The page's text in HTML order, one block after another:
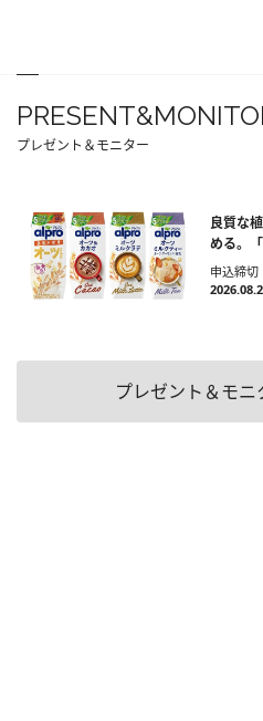
プレゼント＆モニター
良質な
める。
申込締切
プレゼント＆モ